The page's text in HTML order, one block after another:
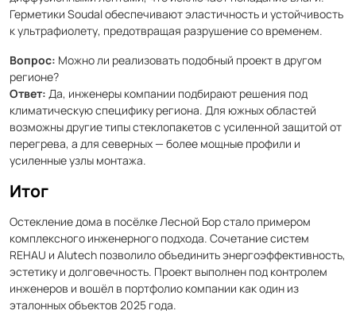
Герметики Soudal обеспечивают эластичность и устойчивость
к ультрафиолету, предотвращая разрушение со временем.
Вопрос: Можно ли реализовать подобный проект в другом
регионе?
Ответ: Да, инженеры компании подбирают решения под
климатическую специфику региона. Для южных областей
возможны другие типы стеклопакетов с усиленной защитой от
перегрева, а для северных — более мощные профили и
усиленные узлы монтажа.
Итог
Остекление дома в посёлке Лесной Бор стало примером
комплексного инженерного подхода. Сочетание систем
REHAU и Alutech позволило объединить энергоэффективность,
эстетику и долговечность. Проект выполнен под контролем
инженеров и вошёл в портфолио компании как один из
эталонных объектов 2025 года.